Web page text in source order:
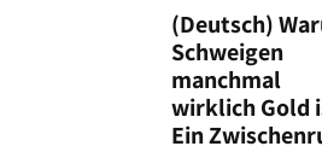
(Deutsch)
Schweigen
manchmal
wirklich Gold
Ein